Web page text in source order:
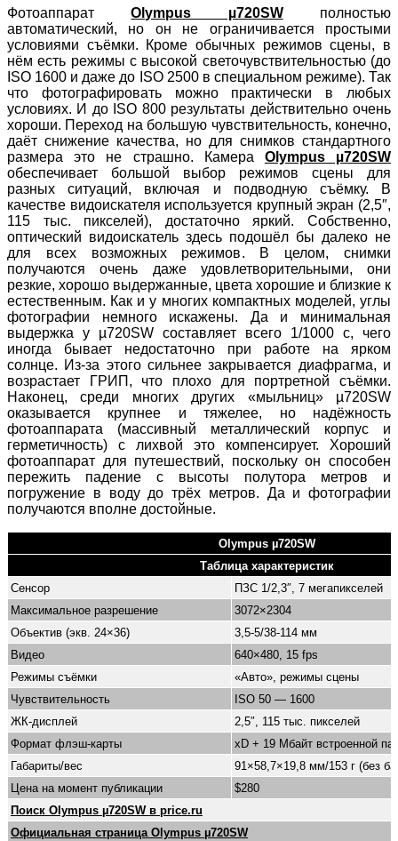
ФотоаппаратOlympus µ720SWполностью
автоматический, но он не ограничивается простыми
условиями съёмки. Кроме обычных режимов сцены, в
нём есть режимы с высокой светочувствительностью (до
ISO 1600 и даже до ISO 2500 в специальном режиме). Так
что фотографировать можно практически в любых
условиях. И до ISO 800 результаты действительно очень
хороши. Переход на большую чувствительность, конечно,
даёт снижение качества, но для снимков стандартного
размера это не страшно. Камера Olympus µ720SW
обеспечивает большой выбор режимов сцены для
разных ситуаций, включая и подводную съёмку. В
качестве видоискателя используется крупный экран (2,5″,
115 тыс. пикселей), достаточно яркий. Собственно,
оптический видоискатель здесь подошёл бы далеко не
для всех возможных режимов. В целом, снимки
получаются очень даже удовлетворительными, они
резкие, хорошо выдержанные, цвета хорошие и близкие к
естественным. Как и у многих компактных моделей, углы
фотографии немного искажены. Да и минимальная
выдержка у µ720SW составляет всего 1/1000 с, чего
иногда бывает недостаточно при работе на ярком
солнце. Из-за этого сильнее закрывается диафрагма, и
возрастает ГРИП, что плохо для портретной съёмки.
Наконец, среди многих других «мыльниц» µ720SW
оказывается крупнее и тяжелее, но надёжность
фотоаппарата (массивный металлический корпус и
герметичность) с лихвой это компенсирует. Хороший
фотоаппарат для путешествий, поскольку он способен
пережить падение с высоты полутора метров и
погружение в воду до трёх метров. Да и фотографии
получаются вполне достойные.
Olympus µ720SW
Таблица характеристик
Сенсор
ПЗС 1/2,3″, 7 мегапикселей
Максимальное разрешение
3072×2304
Объектив (экв. 24×36)
3,5-5/38-114 мм
Видео
640×480, 15 fps
Режимы съёмки
«Авто», режимы сцены
Чувствительность
ISO 50 — 1600
ЖК-дисплей
2,5″, 115 тыс. пикселей
Формат флэш-карты
xD + 19 Мбайт встроенной
Габариты/вес
91×58,7×19,8 мм/153 г (без
Цена на момент публикации
$280
Поиск Olympus µ720SW в price.ru
Официальная страница Olympus µ720SW